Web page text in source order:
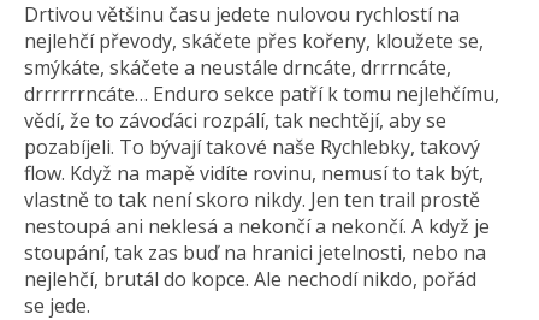
Drtivou většinu času jedete nulovou rychlostí na
nejlehčí převody, skáčete přes kořeny, kloužete se,
smýkáte, skáčete a neustále drncáte, drrrncáte,
drrrrrrncáte… Enduro sekce patří k tomu nejlehčímu,
vědí, že to závoďáci rozpálí, tak nechtějí, aby se
pozabíjeli. To bývají takové naše Rychlebky, takový
flow. Když na mapě vidíte rovinu, nemusí to tak být,
vlastně to tak není skoro nikdy. Jen ten trail prostě
nestoupá ani neklesá a nekončí a nekončí. A když je
stoupání, tak zas buď na hranici jetelnosti, nebo na
nejlehčí, brutál do kopce. Ale nechodí nikdo, pořád
se jede.